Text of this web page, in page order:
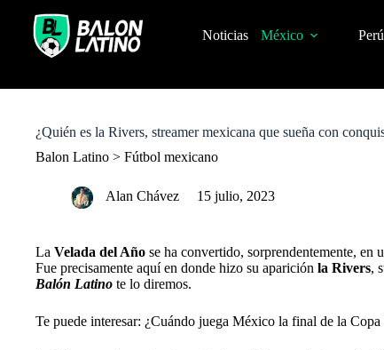
o
Noticias México Perú
¿Quién es la Rivers, streamer mexicana que sueña con
Balon Latino > Fútbol mexicano
Alan Chávez 15 julio, 2023
La Velada del Año se ha convertido, sorprendentemente, en
Fue precisamente aquí en donde hizo su aparición la Rivers,
Balón Latino te lo diremos.
Te puede interesar: ¿Cuándo juega México la final de la Copa